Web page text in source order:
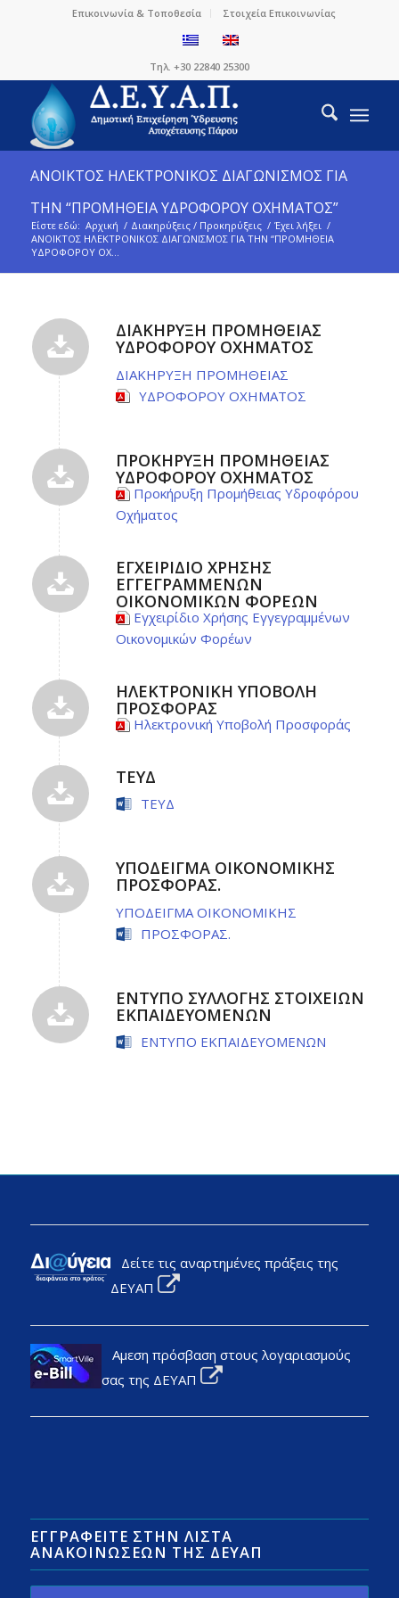
Επικοινωνία & Τοποθεσία Στοιχεία Επικοινωνίας
Τηλ. +30 22840 25300
ΑΝΟΙΚΤΟΣ ΗΛΕΚΤΡΟΝΙΚΟΣ ΔΙΑΓΩΝΙΣΜΟΣ ΓΙΑ
ΤΗΝ “ΠΡΟΜΗΘΕΙΑ ΥΔΡΟΦΟΡΟΥ ΟΧΗΜΑΤΟΣ”
Είστε εδώ: Αρχική / Διακηρύξεις / Προκηρύξεις / Έχει λήξει /
ΑΝΟΙΚΤΟΣ ΗΛΕΚΤΡΟΝΙΚΟΣ ΔΙΑΓΩΝΙΣΜΟΣ ΓΙΑ ΤΗΝ “ΠΡΟΜΗΘΕΙΑ
ΥΔΡΟΦΟΡΟΥ ΟΧ...
ΔΙΑΚΗΡΥΞΗ ΠΡΟΜΗΘΕΙΑΣ
ΥΔΡΟΦΟΡΟΥ ΟΧΗΜΑΤΟΣ
ΔΙΑΚΗΡΥΞΗ ΠΡΟΜΗΘΕΙΑΣ
ΥΔΡΟΦΟΡΟΥ ΟΧΗΜΑΤΟΣ
ΠΡΟΚΉΡΥΞΗ ΠΡΟΜΉΘΕΙΑΣ
ΥΔΡΟΦΌΡΟΥ ΟΧΉΜΑΤΟΣ
Προκήρυξη Προμήθειας Υδροφόρου
Οχήματος
ΕΓΧΕΙΡΊΔΙΟ ΧΡΉΣΗΣ
ΕΓΓΕΓΡΑΜΜΈΝΩΝ
ΟΙΚΟΝΟΜΙΚΏΝ ΦΟΡΈΩΝ
Εγχειρίδιο Χρήσης Εγγεγραμμένων
Οικονομικών Φορέων
ΗΛΕΚΤΡΟΝΙΚΉ ΥΠΟΒΟΛΉ
ΠΡΟΣΦΟΡΆΣ
Ηλεκτρονική Υποβολή Προσφοράς
ΤΕΥΔ
ΤΕΥΔ
ΥΠΟΔΕΙΓΜΑ ΟΙΚΟΝΟΜΙΚΗΣ
ΠΡΟΣΦΟΡΑΣ.
ΥΠΟΔΕΙΓΜΑ ΟΙΚΟΝΟΜΙΚΗΣ
ΠΡΟΣΦΟΡΑΣ.
ΕΝΤΥΠΟ ΣΥΛΛΟΓΗΣ ΣΤΟΙΧΕΙΩΝ
ΕΚΠΑΙΔΕΥΟΜΕΝΩΝ
ΕΝΤΥΠΟ ΕΚΠΑΙΔΕΥΟΜΕΝΩΝ
Δείτε τις αναρτημένες πράξεις της
ΔΕΥΑΠ
Αμεση πρόσβαση στους λογαριασμούς
σας της ΔΕΥΑΠ
ΕΓΓΡΑΦΕΊΤΕ ΣΤΗΝ ΛΊΣΤΑ
ΑΝΑΚΟΙΝΏΣΕΩΝ ΤΗΣ ΔΕΥΑΠ